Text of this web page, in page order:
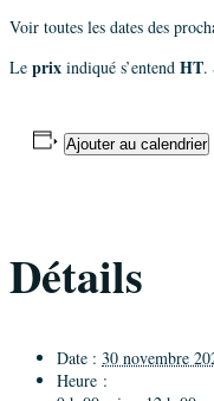
Voir toutes les dates des
Le prix indiqué s’entend HT.
Ajouter au calendrier
Détails
Date : 30 novembre
Heure :